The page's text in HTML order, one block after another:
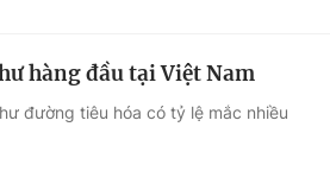
hàng đầu tại Việt Nam
đường tiêu hóa có tỷ lệ mắc nhiều